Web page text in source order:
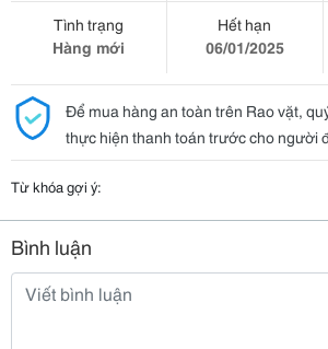
Tình trạng
Hàng mới
Hết hạn
06/01/2025
Để mua hàng an toàn trên Rao vặt,
thực hiện thanh toán trước cho người
Từ khóa gợi ý:
Bình luận